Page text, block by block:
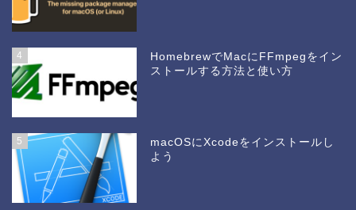
4
HomebrewでMacにFFmpegをイン
ストールする方法と使い方
5
macOSにXcodeをインストールし
よう